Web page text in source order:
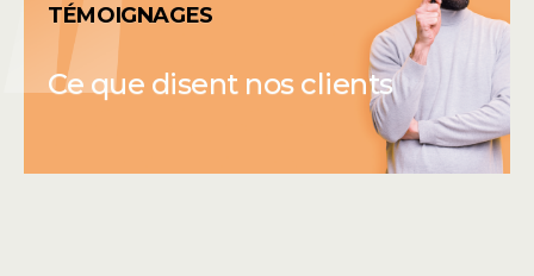
TÉMOIGNAGES
Ce que disent nos clients